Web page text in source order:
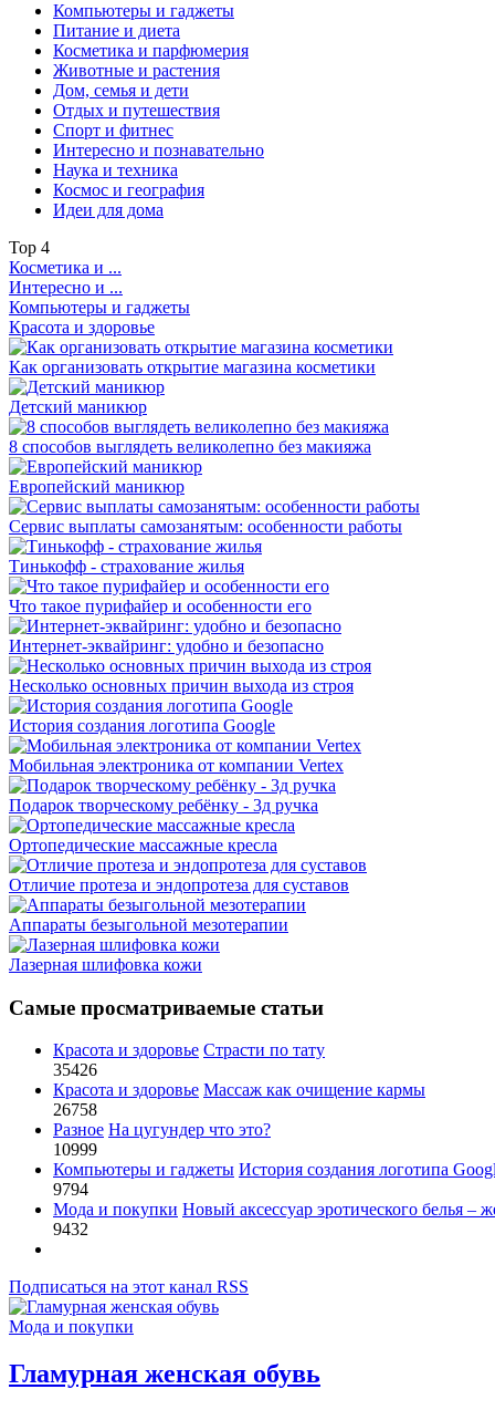
Компьютеры и гаджеты
Питание и диета
Косметика и парфюмерия
Животные и растения
Дом, семья и дети
Отдых и путешествия
Спорт и фитнес
Интересно и познавательно
Наука и техника
Космос и география
Идеи для дома
Top 4
Косметика и ...
Интересно и ...
Компьютеры и гаджеты
Красота и здоровье
Как организовать открытие магазина косметики
Детский маникюр
8 способов выглядеть великолепно без макияжа
Европейский маникюр
Сервис выплаты самозанятым: особенности работы
Тинькофф - страхование жилья
Что такое пурифайер и особенности его
Интернет-эквайринг: удобно и безопасно
Несколько основных причин выхода из строя
История создания логотипа Google
Мобильная электроника от компании Vertex
Подарок творческому ребёнку - 3д ручка
Ортопедические массажные кресла
Отличие протеза и эндопротеза для суставов
Аппараты безыгольной мезотерапии
Лазерная шлифовка кожи
Самые просматриваемые статьи
Красота и здоровье Страсти по тату
35426
Красота и здоровье Массаж как очищение кармы
26758
Разное На цугундер что это?
10999
Компьютеры и гаджеты История создания логотипа
9794
Мода и покупки Новый аксессуар эротического белья –
9432
Подписаться на этот канал RSS
Мода и покупки
Гламурная женская обувь